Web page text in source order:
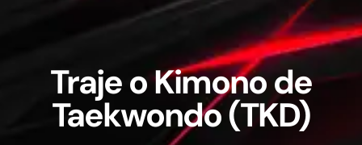
Traje o Kimono de
Taekwondo (TKD)